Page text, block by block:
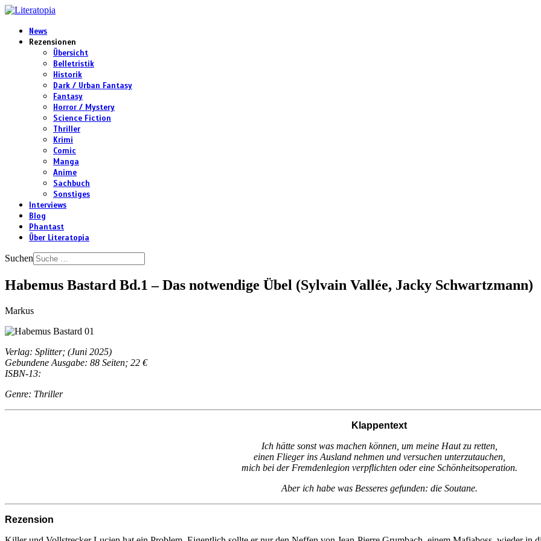
News
Rezensionen
Übersicht
Belletristik
Historik
Dark / Urban Fantasy
Fantasy
Horror / Mystery
Science Fiction
Thriller
Krimi
Comic
Manga
Anime
Sachbuch
Sonstiges
Interviews
Blog
Phantast
Über Literatopia
Suchen
Habemus Bastard Bd.1 – Das notwendige Übel (Sylvain Vallée, Jacky Schwartzmann)
Markus
Verlag: Splitter; (Juni 2025)
Gebundene Ausgabe: 88 Seiten; 22 €
ISBN-13:
Genre: Thriller
Klappentext
Ich hätte sonst was machen können, um meine Haut zu retten,
einen Flieger ins Ausland nehmen und versuchen unterzutauchen,
mich bei der Fremdenlegion verpflichten oder eine Schönheitsoperation.
Aber ich habe was Besseres gefunden: die Soutane.
Rezension